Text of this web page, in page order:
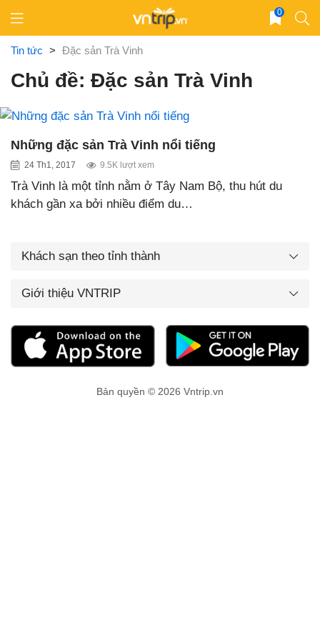
content
0
Tin tức > Đặc sản Trà Vinh
Chủ đề: Đặc sản Trà Vinh
Những đặc sản Trà Vinh nổi tiếng
24 Th1, 2017 9.5K lượt xem
Trà Vinh là một tỉnh nằm ở Tây Nam Bộ, thu hút du
khách gần xa bởi nhiều điểm du…
Khách sạn theo tỉnh thành
Giới thiệu VNTRIP
Bản quyền © 2026 Vntrip.vn